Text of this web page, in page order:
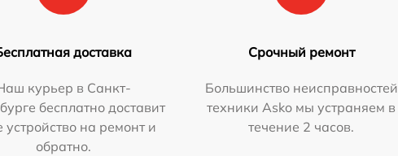
доставка
курьер в Санкт-
бесплатно доставит
устройство на ремонт и
обратно.
Срочный ремонт
Большинство неисправностей
техники Asko мы устраняем в
течение 2 часов.